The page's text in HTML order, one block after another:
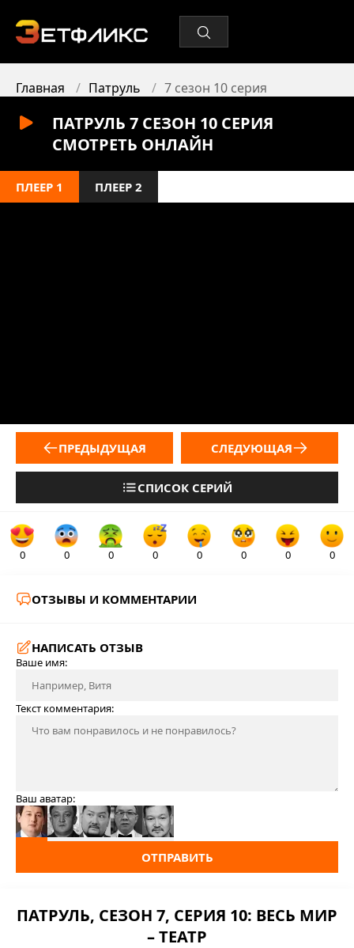
Главная Патруль 7 сезон 10 серия
ПАТРУЛЬ 7 СЕЗОН 10 СЕРИЯ
СМОТРЕТЬ ОНЛАЙН
ПЛЕЕР 1 ПЛЕЕР 2
ПРЕДЫДУЩАЯ
СПИСОК СЕРИЙ
СЛЕДУЮЩАЯ
0 0 0 0 0 0 0 0
ОТЗЫВЫ И КОММЕНТАРИИ
НАПИСАТЬ ОТЗЫВ
Ваше имя:
Текст комментария:
Ваш аватар:
ОТПРАВИТЬ
ПАТРУЛЬ, СЕЗОН 7, СЕРИЯ 10: ВЕСЬ МИР
– ТЕАТР